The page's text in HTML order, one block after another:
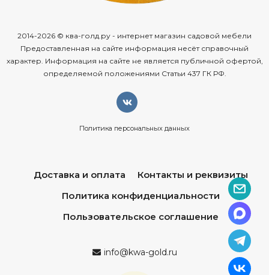
2014-2026 © ква-голд.ру - интернет магазин садовой мебели
Предоставленная на сайте информация несёт справочный
характер. Информация на сайте не является публичной офертой,
определяемой положениями Статьи 437 ГК РФ.
Политика персональных данных
Доставка и оплата
Контакты и реквизиты
Политика конфиденциальности
Пользовательское соглашение
info@kwa-gold.ru